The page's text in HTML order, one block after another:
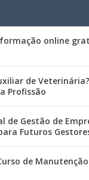
online
de
Profissão
de Gestão de
Futuros
de